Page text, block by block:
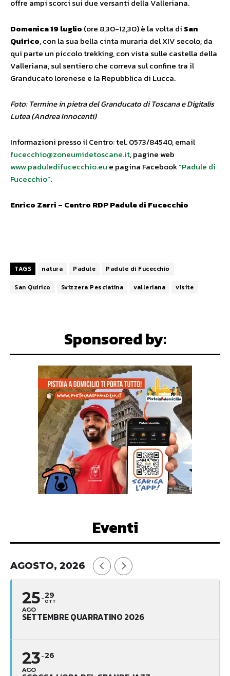
offre ampi scorci sui due versanti della Valleriana.
Domenica 19 luglio (ore 8,30-12,30) è la volta di San
Quirico, con la sua bella cinta muraria del XIV secolo; da
qui parte un piccolo trekking, con vista sulle castella della
Valleriana, sul sentiero che correva sul confine tra il
Granducato lorenese e la Repubblica di Lucca.
Foto: Termine in pietra del Granducato di Toscana e Digitalis
Lutea (Andrea Innocenti)
Informazioni presso il Centro: tel. 0573/84540, email
fucecchio@zoneumidetoscane.it, pagine web
www.paduledifucecchio.eu e pagina Facebook“Padule di
Fucecchio”.
Enrico Zarri – Centro RDP Padule di Fucecchio
TAGS natura Padule
Padule di Fucecchio
San Quirico
Svizzera Pesciatina valleriana visite
Sponsored by:
Eventi
AGOSTO, 2026
25
AGO
29
OTT
SETTEMBRE QUARRATINO 2026
23
AGO
26